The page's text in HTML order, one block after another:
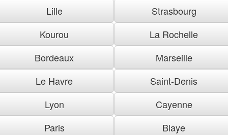
Lille
Strasbourg
Kourou
La Rochelle
Bordeaux
Marseille
Le Havre
Saint-Denis
Lyon
Cayenne
Paris
Blaye